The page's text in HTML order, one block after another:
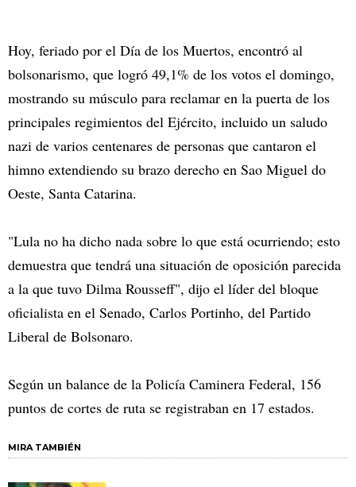
Hoy, feriado por el Día de los Muertos, encontró al
bolsonarismo, que logró 49,1% de los votos el domingo,
mostrando su músculo para reclamar en la puerta de los
principales regimientos del Ejército, incluido un saludo
nazi de varios centenares de personas que cantaron el
himno extendiendo su brazo derecho en Sao Miguel do
Oeste, Santa Catarina.
"Lula no ha dicho nada sobre lo que está ocurriendo; esto
demuestra que tendrá una situación de oposición parecida
a la que tuvo Dilma Rousseff", dijo el líder del bloque
oficialista en el Senado, Carlos Portinho, del Partido
Liberal de Bolsonaro.
Según un balance de la Policía Caminera Federal, 156
puntos de cortes de ruta se registraban en 17 estados.
MIRA TAMBIÉN